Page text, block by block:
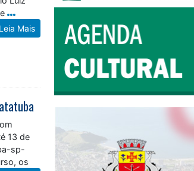
Leia Mais
13 de
sp-
os